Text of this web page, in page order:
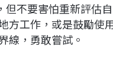
不要害怕重新評估
方工作，或是鼓勵使
線，勇敢嘗試。